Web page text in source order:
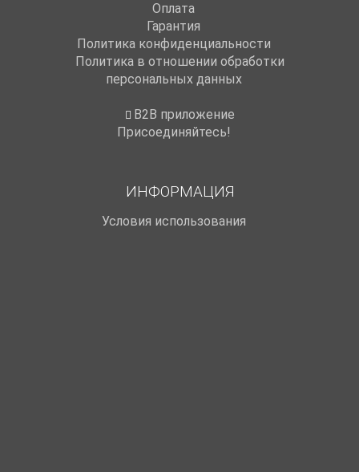
Оплата
Гарантия
Политика конфиденциальности
Политика в отношении обработки
персональных данных
B2B приложение
Присоединяйтесь!
ИНФОРМАЦИЯ
Условия использования